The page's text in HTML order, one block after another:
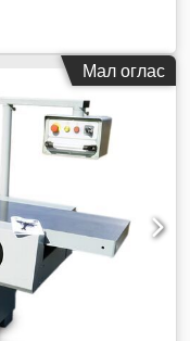
Мал оглас